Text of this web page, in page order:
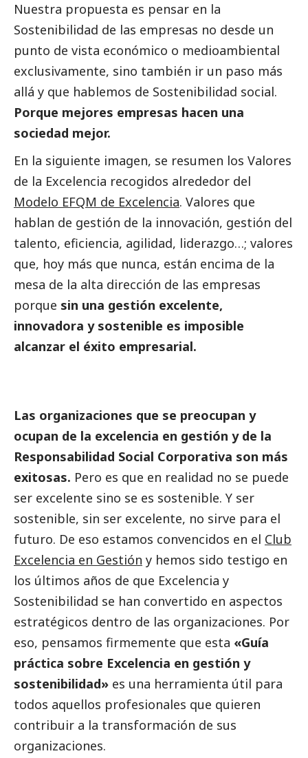
Nuestra propuesta es pensar en la
Sostenibilidad de las empresas no desde un
punto de vista económico o medioambiental
exclusivamente, sino también ir un paso más
allá y que hablemos de Sostenibilidad social.
Porque mejores empresas hacen una
sociedad mejor.
En la siguiente imagen, se resumen los Valores
de la Excelencia recogidos alrededor del
Modelo EFQM de Excelencia. Valores que
hablan de gestión de la innovación, gestión del
talento, eficiencia, agilidad, liderazgo…; valores
que, hoy más que nunca, están encima de la
mesa de la alta dirección de las empresas
porque sin una gestión excelente,
innovadora y sostenible es imposible
alcanzar el éxito empresarial.
Las organizaciones que se preocupan y
ocupan de la excelencia en gestión y de la
Responsabilidad Social Corporativa son más
exitosas. Pero es que en realidad no se puede
ser excelente sino se es sostenible. Y ser
sostenible, sin ser excelente, no sirve para el
futuro. De eso estamos convencidos en el Club
Excelencia en Gestión y hemos sido testigo en
los últimos años de que Excelencia y
Sostenibilidad se han convertido en aspectos
estratégicos dentro de las organizaciones. Por
eso, pensamos firmemente que esta «Guía
práctica sobre Excelencia en gestión y
sostenibilidad» es una herramienta útil para
todos aquellos profesionales que quieren
contribuir a la transformación de sus
organizaciones.